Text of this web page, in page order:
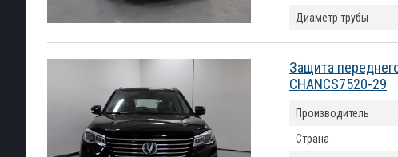
Диаметр трубы
Защита
CHANCS7520-29
Производитель
Страна